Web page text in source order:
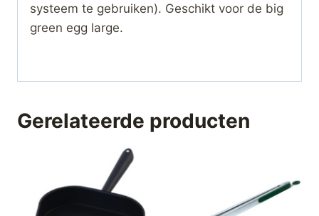
systeem te gebruiken). Geschikt voor de big
green egg large.
Gerelateerde producten